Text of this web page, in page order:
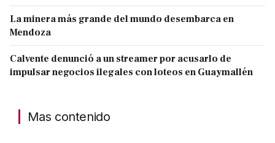
La minera más grande del mundo desembarca en
Mendoza
Calvente denunció a un streamer por acusarlo de
impulsar negocios ilegales con loteos en Guaymallén
Mas contenido